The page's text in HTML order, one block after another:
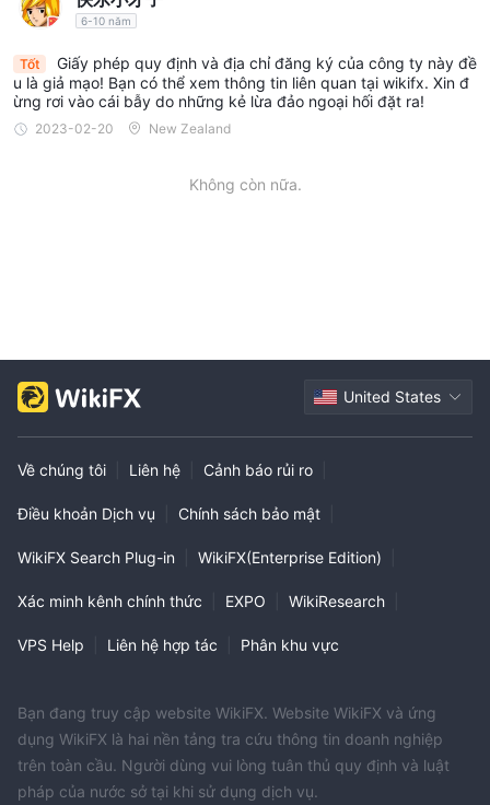
6-10 năm
Tốt
Giấy phép quy định và địa chỉ đăng ký của công ty này đề
u là giả mạo! Bạn có thể xem thông tin liên quan tại wikifx. Xin đ
ừng rơi vào cái bẫy do những kẻ lừa đảo ngoại hối đặt ra!
2023-02-20 New Zealand
Không còn nữa.
United States
Về chúng tôi Liên hệ Cảnh báo rủi ro
Điều khoản Dịch vụ Chính sách bảo mật
WikiFX Search Plug-in WikiFX(Enterprise Edition)
Xác minh kênh chính thức EXPO WikiResearch
VPS Help Liên hệ hợp tác Phân khu vực
Bạn đang truy cập website WikiFX. Website WikiFX và ứng
dụng WikiFX là hai nền tảng tra cứu thông tin doanh nghiệp
trên toàn cầu. Người dùng vui lòng tuân thủ quy định và luật
pháp của nước sở tại khi sử dụng dịch vụ.